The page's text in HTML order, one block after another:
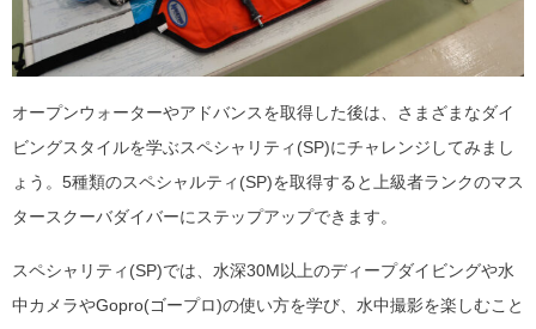
オープンウォーターやアドバンスを取得した後は、さまざまなダイ
ビングスタイルを学ぶスペシャリティ(SP)にチャレンジしてみまし
ょう。5種類のスペシャルティ(SP)を取得すると上級者ランクのマス
タースクーバダイバーにステップアップできます。
スペシャリティ(SP)では、水深30M以上のディープダイビングや水
中カメラやGopro(ゴープロ)の使い方を学び、水中撮影を楽しむこと